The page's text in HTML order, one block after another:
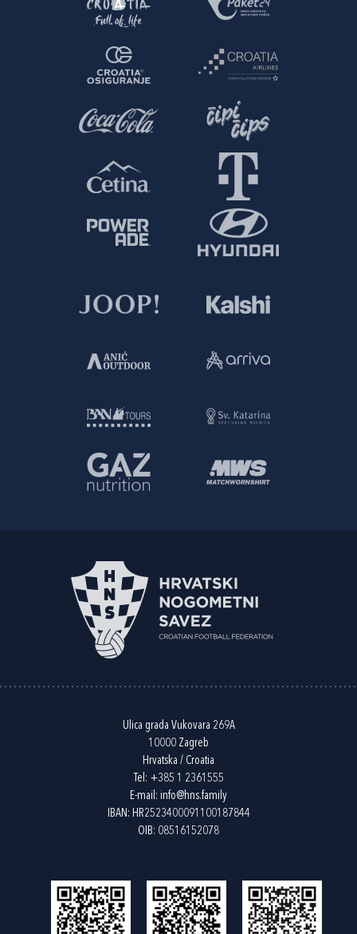
Ulica grada Vukovara 269A
10000 Zagreb
Hrvatska / Croatia
Tel: +385 1 2361555
E-mail: info@hns.family
IBAN: HR2523400091100187844
OIB: 08516152078